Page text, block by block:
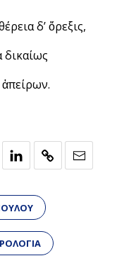
δ’ ὄρεξις,
δικαίως
ἀπείρων.